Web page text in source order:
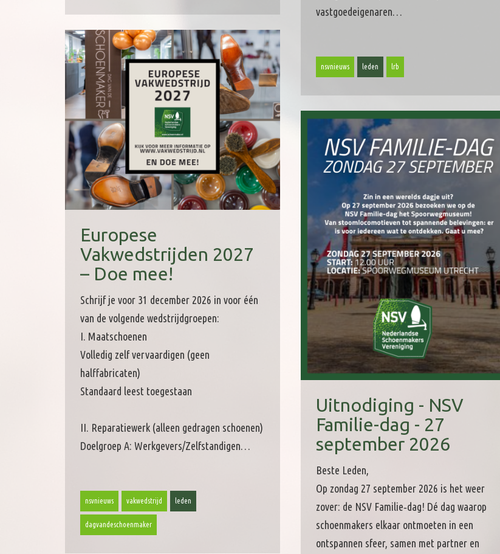
vastgoedeigenaren…
nsvnieuws leden lrb
Europese
Vakwedstrijden 2027
– Doe mee!
Schrijf je voor 31 december 2026 in voor één
van de volgende wedstrijdgroepen:
I. Maatschoenen
Volledig zelf vervaardigen (geen
halffabricaten)
Standaard leest toegestaan
II. Reparatiewerk (alleen gedragen schoenen)
Doelgroep A: Werkgevers/Zelfstandigen…
nsvnieuws vakwedstrijd leden
dagvandeschoenmaker
Uitnodiging - NSV
Familie-dag - 27
september 2026
Beste Leden,
Op zondag 27 september 2026 is het weer
zover: de NSV Familie‑dag! Dé dag waarop
schoenmakers elkaar ontmoeten in een
ontspannen sfeer, samen met partner en